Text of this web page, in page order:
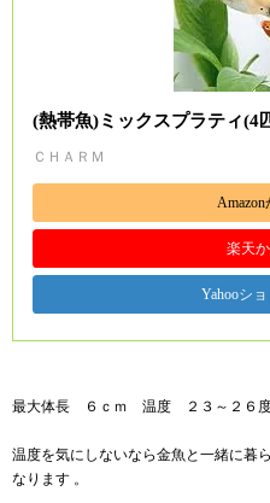
(熱帯魚)ミックスプラティ(4
ＣＨＡＲＭ
楽天
Yahooシ
最大体長 ６ｃｍ 温度 ２３～２６
温度を気にしないなら金魚と一緒に暮
なります 。